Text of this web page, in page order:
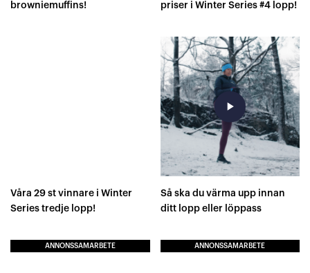
browniemuffins!
priser i Winter Series #4 lopp!
Våra 29 st vinnare i Winter
Series tredje lopp!
play_arrow
Så ska du värma upp innan
ditt lopp eller löppass
ANNONSSAMARBETE ANNONSSAMARBETE